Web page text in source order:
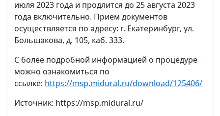
июля 2023 года и продлится до 25 августа 2023
года включительно. Прием документов
осуществляется по адресу: г. Екатеринбург, ул.
Большакова, д. 105, каб. 333.
С более подробной информацией о процедуре
можно ознакомиться по
ссылке: https://msp.midural.ru/download/125406/
Источник: https://msp.midural.ru/